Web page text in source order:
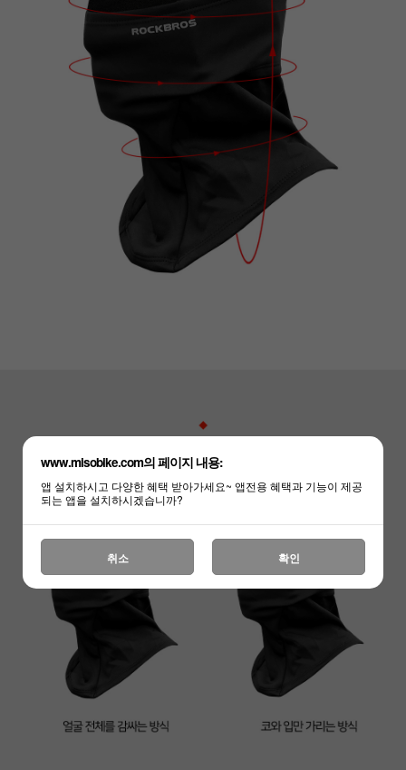
www.misobike.com의 페이지 내용:
앱 설치하시고 다양한 혜택 받아가세요~ 앱전용 혜택과 기능이 제공
되는 앱을 설치하시겠습니까?
취소 확인